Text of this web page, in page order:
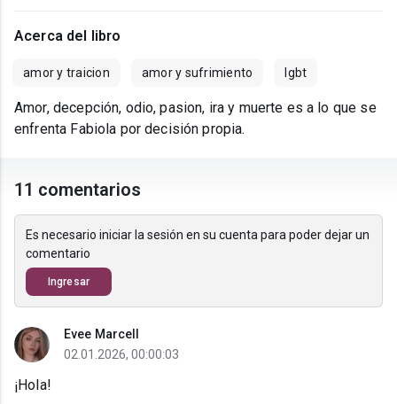
Acerca del libro
amor y traicion amor y sufrimiento lgbt
Amor, decepción, odio, pasion, ira y muerte es a lo que se
enfrenta Fabiola por decisión propia.
11 comentarios
Es necesario iniciar la sesión en su cuenta para poder dejar un
comentario
Ingresar
Evee Marcell
02.01.2026, 00:00:03
¡Hola!